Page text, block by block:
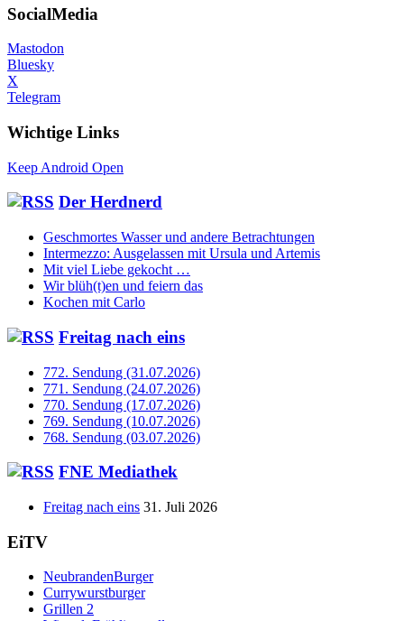
SocialMedia
Mastodon
Bluesky
X
Telegram
Wichtige Links
Keep Android Open
Der Herdnerd
Geschmortes Wasser und andere Betrachtungen
Intermezzo: Ausgelassen mit Ursula und Artemis
Mit viel Liebe gekocht …
Wir blüh(t)en und feiern das
Kochen mit Carlo
Freitag nach eins
772. Sendung (31.07.2026)
771. Sendung (24.07.2026)
770. Sendung (17.07.2026)
769. Sendung (10.07.2026)
768. Sendung (03.07.2026)
FNE Mediathek
Freitag nach eins 31. Juli 2026
EiTV
NeubrandenBurger
Currywurstburger
Grillen 2